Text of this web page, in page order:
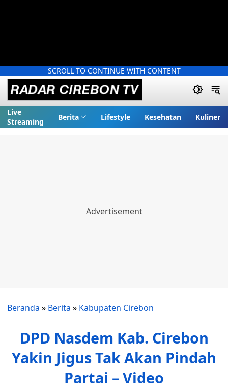
SCROLL TO CONTINUE WITH CONTENT
Live
Streaming
Berita Lifestyle Kesehatan Kuliner
Beranda » Berita » Kabupaten Cirebon
DPD Nasdem Kab. Cirebon
Yakin Jigus Tak Akan Pindah
Partai – Video